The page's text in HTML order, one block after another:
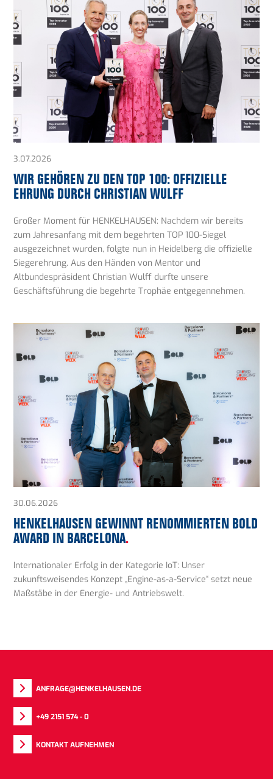
3.07.2026
WIR GEHÖREN ZU DEN TOP 100: OFFIZIELLE
EHRUNG DURCH CHRISTIAN WULFF
Großer Moment für HENKELHAUSEN: Nachdem wir bereits
zum Jahresanfang mit dem begehrten TOP 100-Siegel
ausgezeichnet wurden, folgte nun in Heidelberg die offizielle
Siegerehrung. Aus den Händen von Mentor und
Altbundespräsident Christian Wulff durfte unsere
Geschäftsführung die begehrte Trophäe entgegennehmen.
30.06.2026
HENKELHAUSEN GEWINNT RENOMMIERTEN BOLD
AWARD IN BARCELONA.
Internationaler Erfolg in der Kategorie IoT: Unser
zukunftsweisendes Konzept „Engine-as-a-Service“ setzt neue
Maßstäbe in der Energie- und Antriebswelt.
ANFRAGE@HENKELHAUSEN.DE
+49 2151 574 - 0
KONTAKT AUFNEHMEN